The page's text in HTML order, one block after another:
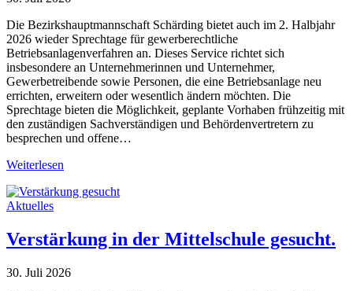
Die Bezirkshauptmannschaft Schärding bietet auch im 2. Halbjahr
2026 wieder Sprechtage für gewerberechtliche
Betriebsanlagenverfahren an. Dieses Service richtet sich
insbesondere an Unternehmerinnen und Unternehmer,
Gewerbetreibende sowie Personen, die eine Betriebsanlage neu
errichten, erweitern oder wesentlich ändern möchten. Die
Sprechtage bieten die Möglichkeit, geplante Vorhaben frühzeitig mit
den zuständigen Sachverständigen und Behördenvertretern zu
besprechen und offene…
Weiterlesen
Aktuelles
Verstärkung in der Mittelschule gesucht.
30. Juli 2026